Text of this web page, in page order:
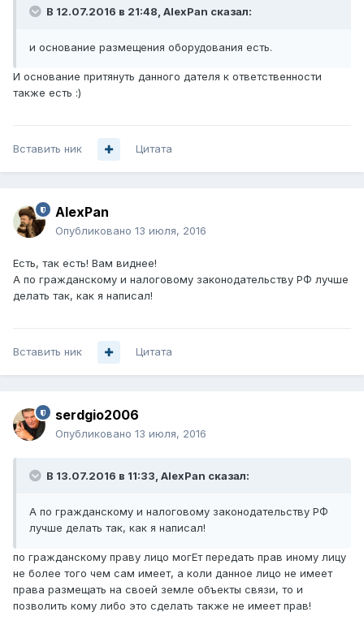
В 12.07.2016 в 21:48, AlexPan сказал:
и основание размещения оборудования есть.
И основание притянуть данного дателя к ответственности
также есть :)
Вставить ник Цитата
AlexPan
Опубликовано 13 июля, 2016
Есть, так есть! Вам виднее!
А по гражданскому и налоговому законодательству РФ лучше
делать так, как я написал!
Вставить ник Цитата
serdgio2006
Опубликовано 13 июля, 2016
В 13.07.2016 в 11:33, AlexPan сказал:
А по гражданскому и налоговому законодательству РФ
лучше делать так, как я написал!
по гражданскому праву лицо могЕт передать прав иному лицу
не более того чем сам имеет, а коли данное лицо не имеет
права размещать на своей земле объекты связи, то и
позволить кому либо это сделать также не имеет прав!